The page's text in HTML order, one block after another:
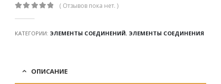
( Отзывов пока нет. )
КАТЕГОРИИ: ЭЛЕМЕНТЫ СОЕДИНЕНИЙ, ЭЛЕМЕНТЫ СОЕДИНЕНИЯ
ОПИСАНИЕ